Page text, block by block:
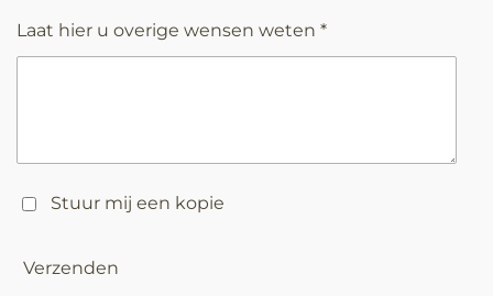
Laat hier u overige wensen weten *
Stuur mij een kopie
Verzenden